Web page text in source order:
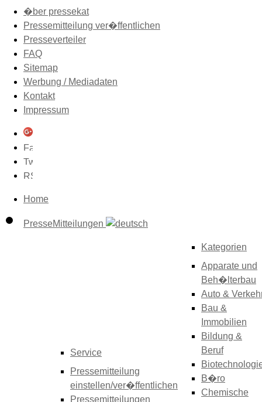
�ber pressekat
Pressemitteilung ver�ffentlichen
Presseverteiler
FAQ
Sitemap
Werbung / Mediadaten
Kontakt
Impressum
Home
PresseMitteilungen
Service
Pressemitteilung
einstellen/ver�ffentlichen
Pressemitteilungen
Kategorien
Apparate und
Beh�lterbau
Auto &
Bau &
Immobilien
Bildung &
Beruf
B�ro
Chemische